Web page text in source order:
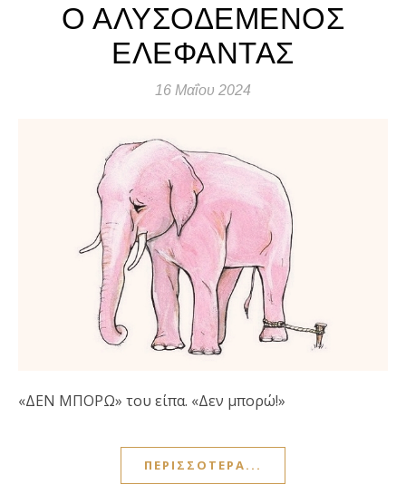
Ο ΑΛΥΣΟΔΕΜΕΝΟΣ
ΕΛΕΦΑΝΤΑΣ
16 Μαΐου 2024
«ΔΕΝ ΜΠΟΡΩ» του είπα. «Δεν μπορώ!»
ΠΕΡΙΣΣΌΤΕΡΑ...